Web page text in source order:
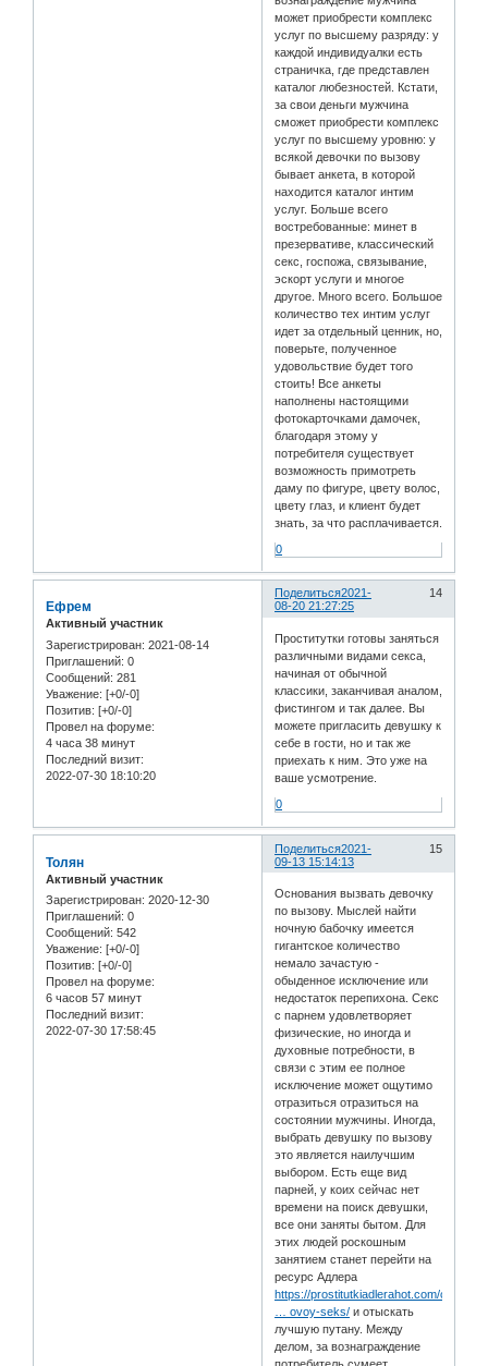
может приобрести комплекс
услуг по высшему разряду: у
каждой индивидуалки есть
страничка, где представлен
каталог любезностей. Кстати,
за свои деньги мужчина
сможет приобрести комплекс
услуг по высшему уровню: у
всякой девочки по вызову
бывает анкета, в которой
находится каталог интим
услуг. Больше всего
востребованные: минет в
презервативе, классический
секс, госпожа, связывание,
эскорт услуги и многое
другое. Много всего. Большое
количество тех интим услуг
идет за отдельный ценник, но,
поверьте, полученное
удовольствие будет того
стоить! Все анкеты
наполнены настоящими
фотокарточками дамочек,
благодаря этому у
потребителя существует
возможность примотреть
даму по фигуре, цвету волос,
цвету глаз, и клиент будет
знать, за что расплачивается.
0
Поделиться 14
2021-
08-20 21:27:25
Ефрем
Активный участник
Зарегистрирован: 2021-08-14
Приглашений: 0
Сообщений: 281
Уважение: [+0/-0]
Позитив: [+0/-0]
Провел на форуме:
4 часа 38 минут
Последний визит:
2022-07-30 18:10:20
Проститутки готовы заняться
различными видами секса,
начиная от обычной
классики, заканчивая аналом,
фистингом и так далее. Вы
можете пригласить девушку к
себе в гости, но и так же
приехать к ним. Это уже на
ваше усмотрение.
0
Поделиться 15
2021-
09-13 15:14:13
Толян
Активный участник
Зарегистрирован: 2020-12-30
Приглашений: 0
Сообщений: 542
Уважение: [+0/-0]
Позитив: [+0/-0]
Провел на форуме:
6 часов 57 минут
Последний визит:
2022-07-30 17:58:45
Основания вызвать девочку
по вызову. Мыслей найти
ночную бабочку имеется
гигантское количество
немало зачастую -
обыденное исключение или
недостаток перепихона. Секс
с парнем удовлетворяет
физические, но иногда и
духовные потребности, в
связи с этим ее полное
исключение может ощутимо
отразиться отразиться на
состоянии мужчины. Иногда,
выбрать девушку по вызову
это является наилучшим
выбором. Есть еще вид
парней, у коих сейчас нет
времени на поиск девушки,
все они заняты бытом. Для
этих людей роскошным
занятием станет перейти на
ресурс Адлера
https://prostitutkiadlerahot.com/catalo
… ovoy-seks/ и отыскать
лучшую путану. Между
делом, за вознаграждение